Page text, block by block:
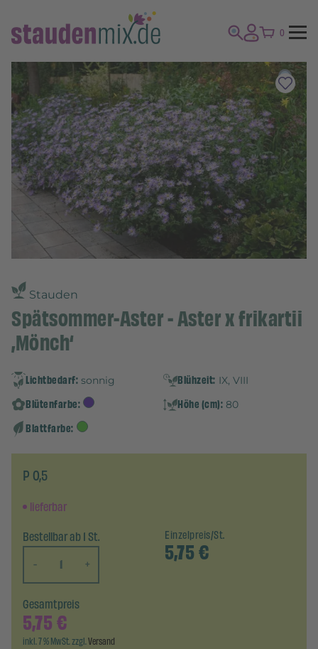
0
Stauden
Spätsommer-Aster - Aster x frikartii
‚Mönch‘
Lichtbedarf: sonnig Blühzeit: IX, VIII
Blütenfarbe: Höhe (cm): 80
Blattfarbe:
P 0,5
lieferbar
Bestellbar ab 1 St.
-
+
Einzelpreis/St.
5,75€
Gesamtpreis
5,75€
inkl. 7 % MwSt. zzgl.Versand